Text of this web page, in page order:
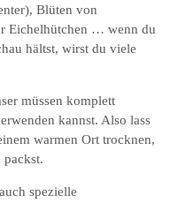
Blüten von
Eichelhütchen … wenn du
hältst, wirst du viele
müssen komplett
kannst. Also lass
warmen Ort trocknen,
packst.
spezielle